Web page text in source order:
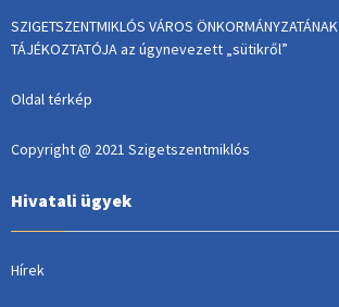
SZIGETSZENTMIKLÓS VÁROS ÖNKORMÁNYZATÁNAK
TÁJÉKOZTATÓJA az úgynevezett „sütikről”
Oldal térkép
Copyright @ 2021 Szigetszentmiklós
Hivatali ügyek
Hírek